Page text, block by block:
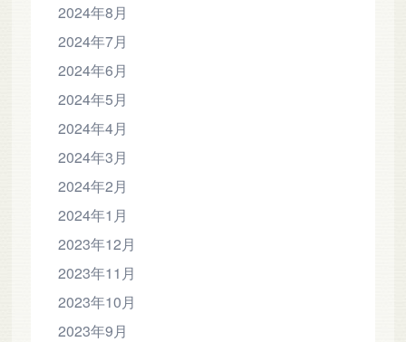
2024年8月
2024年7月
2024年6月
2024年5月
2024年4月
2024年3月
2024年2月
2024年1月
2023年12月
2023年11月
2023年10月
2023年9月